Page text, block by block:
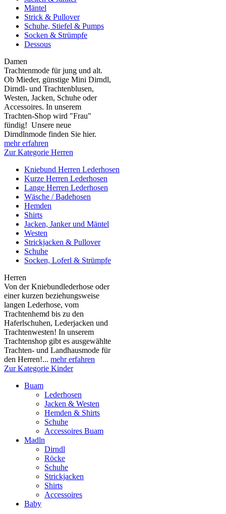
Mäntel
Strick & Pullover
Schuhe, Stiefel & Pumps
Socken & Strümpfe
Dessous
Damen
Trachtenmode für jung und alt.
Ob Mieder, günstige Mini Dirndl,
Dirndl- und Trachtenblusen,
Westen, Jacken, Schuhe oder
Accessoires. In unserem
Trachten-Shop wird "Frau"
fündig! Unsere neue
Dirndlnmode finden Sie hier.
mehr erfahren
Zur Kategorie Herren
Kniebund Herren Lederhosen
Kurze Herren Lederhosen
Lange Herren Lederhosen
Wäsche / Badehosen
Hemden
Shirts
Jacken, Janker und Mäntel
Westen
Strickjacken & Pullover
Schuhe
Socken, Loferl & Strümpfe
Herren
Von der Kniebundlederhose oder
einer kurzen beziehungsweise
langen Lederhose, vom
Trachtenhemd bis zu den
Haferlschuhen, Lederjacken und
Trachtenwesten! In unserem
Trachtenshop gibt es ausgewählte
Trachten- und Landhausmode für
den Herren!... mehr erfahren
Zur Kategorie Kinder
Buam
Lederhosen
Jacken & Westen
Hemden & Shirts
Schuhe
Accessoires Buam
Madln
Dirndl
Röcke
Schuhe
Strickjacken
Shirts
Accessoires
Baby